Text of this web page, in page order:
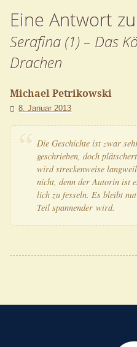
Eine Antwort zu
Serafina (1) – Das
Drachen
Michael Petrikowski
8. Januar 2013
Die Geschich­te ist zwar
geschrie­ben, doch
wird stre­cken­wei­se
nicht, denn der Autorin ist
lich zu fes­seln. Es bleibt
Teil span­nen­der wird.